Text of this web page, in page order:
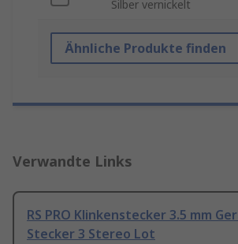
Silber vernickelt
Ähnliche Produkte finden
Verwandte Links
RS PRO Klinkenstecker 3.5 mm
Stecker 3 Stereo Lot